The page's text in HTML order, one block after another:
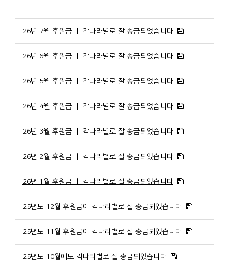
26년 7월 후원금 ㅣ 각나라별로 잘 송금되었습니다
26년 6월 후원금 ㅣ 각나라별로 잘 송금되었습니다
26년 5월 후원금 ㅣ 각나라별로 잘 송금되었습니다
26년 4월 후원금 ㅣ 각나라별로 잘 송금되었습니다
26년 3월 후원금 ㅣ 각나라별로 잘 송금되었습니다
26년 2월 후원금 ㅣ 각나라별로 잘 송금되었습니다
26년 1월 후원금 ㅣ 각나라별로 잘 송금되었습니다
25년도 12월 후원금이 각나라별로 잘 송금되었습니다
25년도 11월 후원금이 각나라별로 잘 송금되었습니다
25년도 10월에도 각나라별로 잘 송금되었습니다